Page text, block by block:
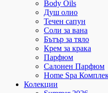
Body Oils
Душ олио
Течен сапун
Соли за вана
Бътър за тяло
Крем за крака
Парфюм
Салонен Парфюм
Home Spa
Колекции